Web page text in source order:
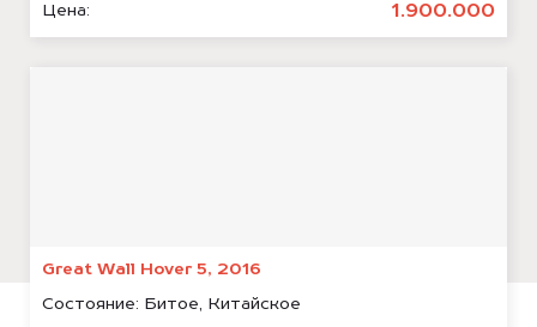
Цена: 1.900.000
Great Wall Hover 5, 2016
Состояние: Битое, Китайское